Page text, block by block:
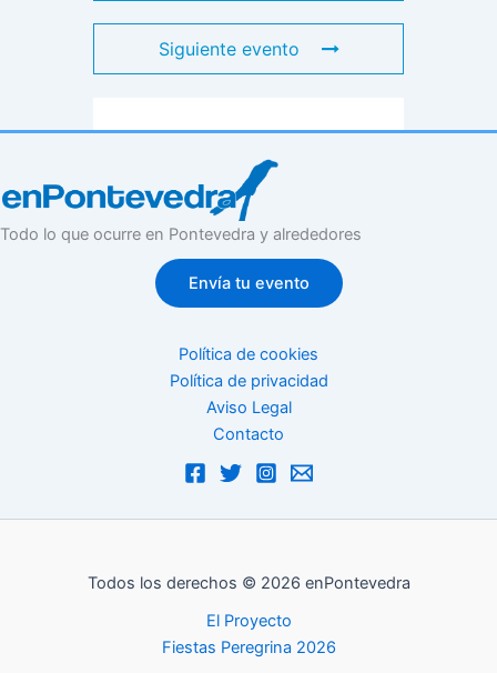
Siguiente evento
Todo lo que ocurre en Pontevedra y alrededores
Envía tu evento
Política de cookies
Política de privacidad
Aviso Legal
Contacto
Todos los derechos © 2026 enPontevedra
El Proyecto
Fiestas Peregrina 2026